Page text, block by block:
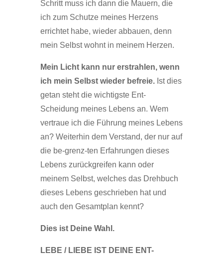
Schritt muss ich dann die Mauern, die
ich zum Schutze meines Herzens
errichtet habe, wieder abbauen, denn
mein Selbst wohnt in meinem Herzen.
Mein Licht kann nur erstrahlen, wenn
ich mein Selbst wieder befreie.Ist dies
getan steht die wichtigste Ent-
Scheidung meines Lebens an. Wem
vertraue ich die Führung meines Lebens
an? Weiterhin dem Verstand, der nur auf
die be-grenz-ten Erfahrungen dieses
Lebens zurückgreifen kann oder
meinem Selbst, welches das Drehbuch
dieses Lebens geschrieben hat und
auch den Gesamtplan kennt?
Dies ist Deine Wahl.
LEBE / LIEBE IST DEINE ENT-